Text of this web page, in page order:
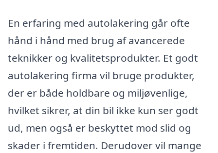
En erfaring med autolakering går ofte
hånd i hånd med brug af avancerede
teknikker og kvalitetsprodukter. Et godt
autolakering firma vil bruge produkter,
der er både holdbare og miljøvenlige,
hvilket sikrer, at din bil ikke kun ser godt
ud, men også er beskyttet mod slid og
skader i fremtiden. Derudover vil mange